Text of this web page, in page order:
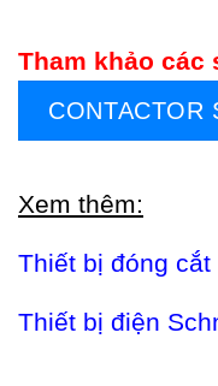
Tham khảo các
CONTACTOR
Xem thêm:
Thiết bị đóng cắt
Thiết bị điện